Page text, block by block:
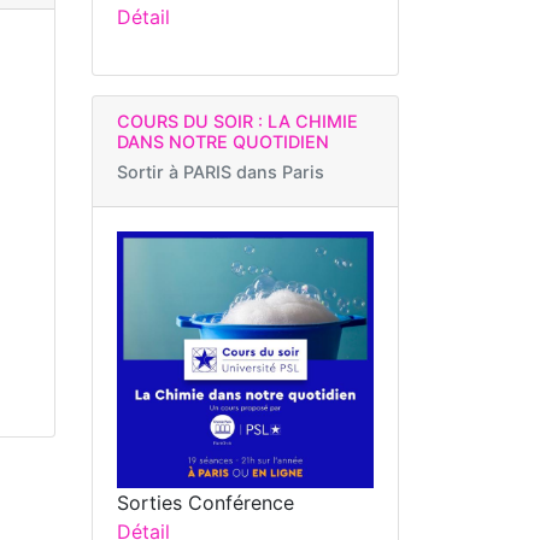
Détail
COURS DU SOIR : LA CHIMIE
DANS NOTRE QUOTIDIEN
Sortir à PARIS dans Paris
Sorties Conférence
Détail